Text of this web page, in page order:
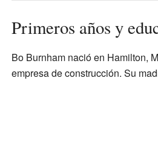
Primeros años y
Bo Burnham nació en Hamilton,
empresa de construcción. Su